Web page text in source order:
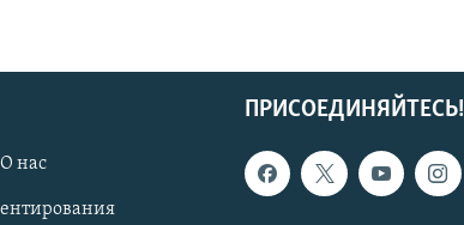
ПРИСОЕДИНЯЙТЕСЬ!
нас